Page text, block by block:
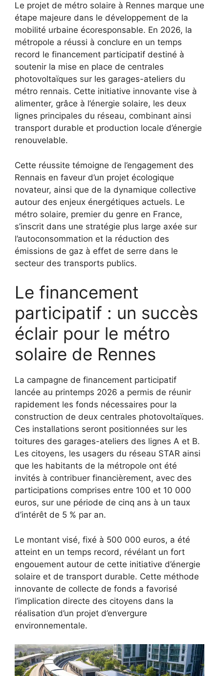
Le projet de métro solaire à Rennes marque une
étape majeure dans le développement de la
mobilité urbaine écoresponsable. En 2026, la
métropole a réussi à conclure en un temps
record le financement participatif destiné à
soutenir la mise en place de centrales
photovoltaïques sur les garages-ateliers du
métro rennais. Cette initiative innovante vise à
alimenter, grâce à l’énergie solaire, les deux
lignes principales du réseau, combinant ainsi
transport durable et production locale d’énergie
renouvelable.
Cette réussite témoigne de l’engagement des
Rennais en faveur d’un projet écologique
novateur, ainsi que de la dynamique collective
autour des enjeux énergétiques actuels. Le
métro solaire, premier du genre en France,
s’inscrit dans une stratégie plus large axée sur
l’autoconsommation et la réduction des
émissions de gaz à effet de serre dans le
secteur des transports publics.
Le financement
participatif : un succès
éclair pour le métro
solaire de Rennes
La campagne de financement participatif
lancée au printemps 2026 a permis de réunir
rapidement les fonds nécessaires pour la
construction de deux centrales photovoltaïques.
Ces installations seront positionnées sur les
toitures des garages-ateliers des lignes A et B.
Les citoyens, les usagers du réseau STAR ainsi
que les habitants de la métropole ont été
invités à contribuer financièrement, avec des
participations comprises entre 100 et 10 000
euros, sur une période de cinq ans à un taux
d’intérêt de 5 % par an.
Le montant visé, fixé à 500 000 euros, a été
atteint en un temps record, révélant un fort
engouement autour de cette initiative d’énergie
solaire et de transport durable. Cette méthode
innovante de collecte de fonds a favorisé
l’implication directe des citoyens dans la
réalisation d’un projet d’envergure
environnementale.